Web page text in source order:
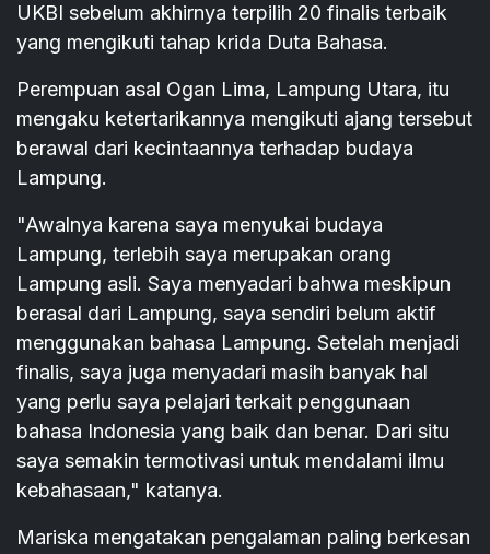
UKBI sebelum akhirnya terpilih 20 finalis terbaik
yang mengikuti tahap krida Duta Bahasa.
Perempuan asal Ogan Lima, Lampung Utara, itu
mengaku ketertarikannya mengikuti ajang tersebut
berawal dari kecintaannya terhadap budaya
Lampung.
"Awalnya karena saya menyukai budaya
Lampung, terlebih saya merupakan orang
Lampung asli. Saya menyadari bahwa meskipun
berasal dari Lampung, saya sendiri belum aktif
menggunakan bahasa Lampung. Setelah menjadi
finalis, saya juga menyadari masih banyak hal
yang perlu saya pelajari terkait penggunaan
bahasa Indonesia yang baik dan benar. Dari situ
saya semakin termotivasi untuk mendalami ilmu
kebahasaan," katanya.
Mariska mengatakan pengalaman paling berkesan